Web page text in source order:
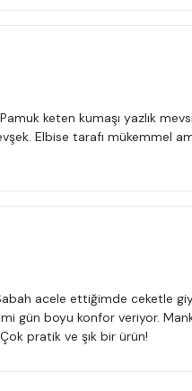
keten kumaşı yazlık
Elbise tarafı mükemmel
acele ettiğimde ceketle
gün boyu konfor veriyor.
pratik ve şık bir ürün!